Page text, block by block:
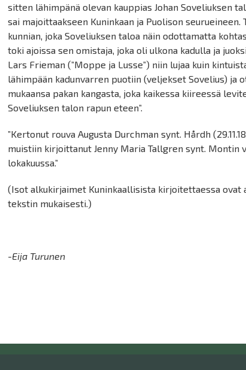
sitten lähimpänä olevan kauppias Johan Soveliuksen
sai majoittaakseen Kuninkaan ja Puolison seurueineen.
kunnian, joka Soveliuksen taloa näin odottamatta
toki ajoissa sen omistaja, joka oli ulkona kadulla ja
Lars Frieman (”Moppe ja Lusse”) niin lujaa kuin
lähimpään kadunvarren puotiin (veljekset Sovelius) ja
mukaansa pakan kangasta, joka kaikessa kiireessä
Soveliuksen talon rapun eteen”.
”Kertonut rouva Augusta Durchman synt. Hårdh
muistiin kirjoittanut Jenny Maria Tallgren synt. Montin
lokakuussa.”
(Isot alkukirjaimet Kuninkaallisista kirjoitettaessa ovat
tekstin mukaisesti.)
-Eija Turunen